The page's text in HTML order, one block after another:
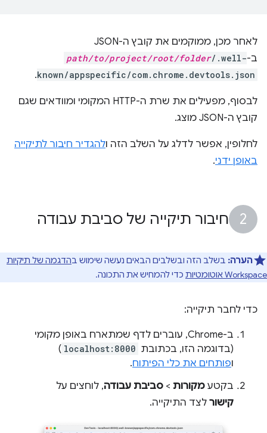
לאחר מכן, ממוקמים את קובץ ה-JSON
ב-
path/to/project/root/folder/.well-
known/appspecific/com.chrome.devtools.json
.
לבסוף, מפעילים את שרת ה-HTTP המקומי ומוודאים שגם
קובץ ה-JSON מוצג.
לחלופין, אפשר לדלג על השלב הזה ולהגדיר חיבור לתיקייה
באופן ידני.
חיבור תיקייה של סביבת עבודה
הערה: בשלב הזה ובשלבים הבאים נעשה שימוש בהדגמה של תיקיות
Workspace אוטומטיות
כדי להמחיש את התכונה.
כדי לחבר תיקייה:
ב-Chrome, עוברים לדף שמתארח באופן מקומי
(בדוגמה הזו, בכתובת localhost:8000
)
ופותחים את כלי הפיתוח.
בקטע מקורות > סביבת עבודה, לוחצים על
קישור לצד התיקייה.